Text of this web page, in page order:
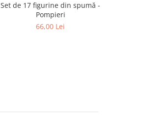
Set de 17 figurine din spumă -
Pompieri
66,00 Lei